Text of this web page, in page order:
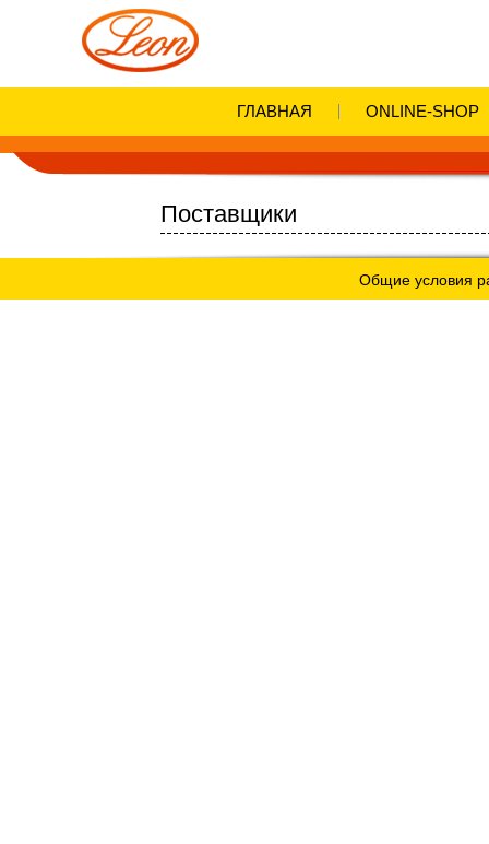
ГЛАВНАЯ ONLINE-SHOP
Поставщики
Общие условия